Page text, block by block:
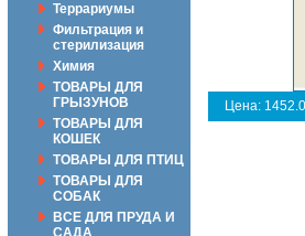
Террариумы
Фильтрация и
стерилизация
Химия
ТОВАРЫ ДЛЯ
ГРЫЗУНОВ
ТОВАРЫ ДЛЯ
КОШЕК
ТОВАРЫ ДЛЯ ПТИЦ
ТОВАРЫ ДЛЯ
СОБАК
ВСЕ ДЛЯ ПРУДА И
САДА
Цена: